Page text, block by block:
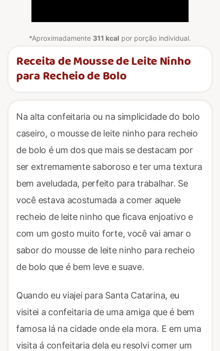
*Aproximadamente 311 kcal por porção individual.
Receita de Mousse de Leite Ninho
para Recheio de Bolo
Na alta confeitaria ou na simplicidade do bolo
caseiro, o mousse de leite ninho para recheio
de bolo é um dos que mais se destacam por
ser extremamente saboroso e ter uma textura
bem aveludada, perfeito para trabalhar. Se
você estava acostumada a comer aquele
recheio de leite ninho que ficava enjoativo e
com um gosto muito forte, você vai amar o
sabor do mousse de leite ninho para recheio
de bolo que é bem leve e suave.
Quando eu viajei para Santa Catarina, eu
visitei a confeitaria de uma amiga que é bem
famosa lá na cidade onde ela mora. E em uma
visita á confeitaria dela eu resolvi comer um